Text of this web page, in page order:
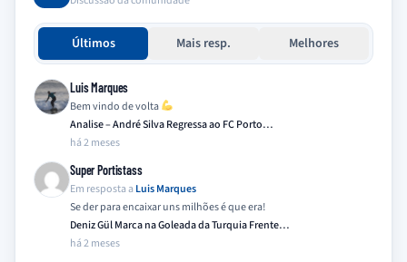
Últimos Mais resp. Melhores
Luis Marques
Bem vindo de volta
Analise – André Silva Regressa ao FC Porto…
há 2 meses
Super Portistass
Em resposta a Luis Marques
Se der para encaixar uns milhões é que era!
Deniz Gül Marca na Goleada da Turquia Frente…
há 2 meses